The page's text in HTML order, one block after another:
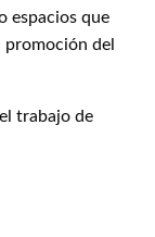
espacios que
del
trabajo de